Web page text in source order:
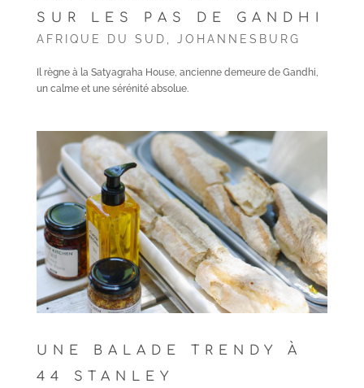
SUR LES PAS DE GANDHI
AFRIQUE DU SUD JOHANNESBURG
Il règne à la Satyagraha House, ancienne demeure de Gandhi,
un calme et une sérénité absolue.
UNE BALADE TRENDY À
44 STANLEY